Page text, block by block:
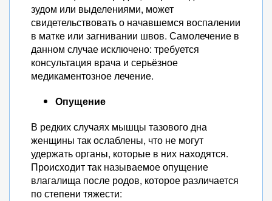
зудом или выделениями, может
свидетельствовать о начавшемся воспалении
в матке или загнивании швов. Самолечение в
данном случае исключено: требуется
консультация врача и серьёзное
медикаментозное лечение.
Опущение
В редких случаях мышцы тазового дна
женщины так ослаблены, что не могут
удержать органы, которые в них находятся.
Происходит так называемое опущение
влагалища после родов, которое различается
по степени тяжести: